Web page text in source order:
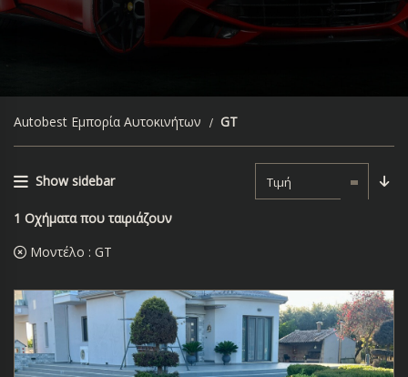
Autobest Εμπορία Αυτοκινήτων GT
Show sidebar Τιμή
1 Οχήματα που ταιριάζουν
Μοντέλο : GT